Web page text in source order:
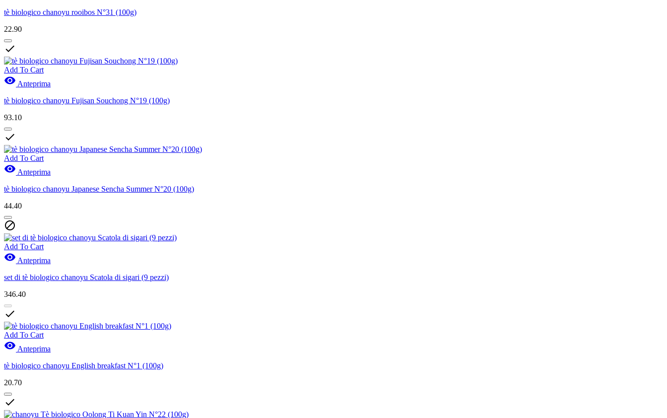
tè biologico chanoyu rooibos N°31 (100g)
22.90

Add To Cart
 Anteprima
tè biologico chanoyu Fujisan Souchong N°19 (100g)
93.10

Add To Cart
 Anteprima
tè biologico chanoyu Japanese Sencha Summer N°20 (100g)
44.40

Add To Cart
 Anteprima
set di tè biologico chanoyu Scatola di sigari (9 pezzi)
346.40

Add To Cart
 Anteprima
tè biologico chanoyu English breakfast N°1 (100g)
20.70
